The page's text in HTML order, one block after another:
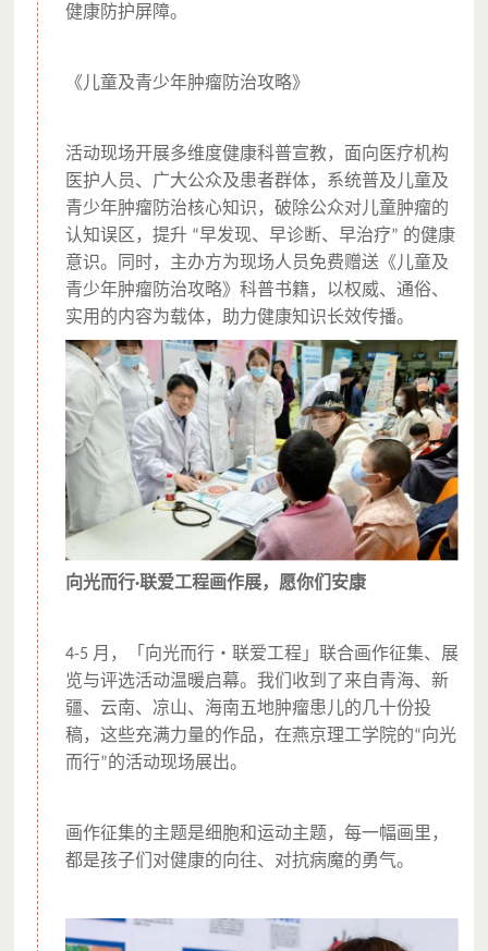
健康防护屏障。
《儿童及青少年肿瘤防治攻略》
活动现场开展多维度健康科普宣教，面向医疗机构
医护人员、广大公众及患者群体，系统普及儿童及
青少年肿瘤防治核心知识，破除公众对儿童肿瘤的
认知误区，提升 “早发现、早诊断、早治疗” 的健康
意识。同时，主办方为现场人员免费赠送《儿童及
青少年肿瘤防治攻略》科普书籍，以权威、通俗、
实用的内容为载体，助力健康知识长效传播。
向光而行·联爱工程画作展，愿你们安康
4-5 月，「向光而行・联爱工程」联合画作征集、展
览与评选活动温暖启幕。我们收到了来自青海、新
疆、云南、凉山、海南五地肿瘤患儿的几十份投
稿，这些充满力量的作品，在燕京理工学院的“向光
而行”的活动现场展出。
画作征集的主题是细胞和运动主题，每一幅画里，
都是孩子们对健康的向往、对抗病魔的勇气。